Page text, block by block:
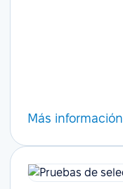
Más información